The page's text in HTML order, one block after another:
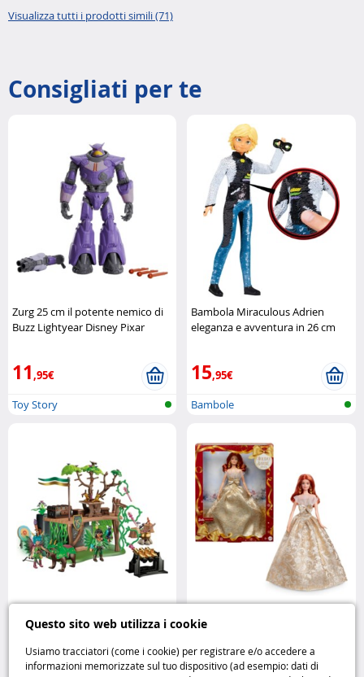
Questo sito web utilizza i cookie
Usiamo tracciatori (come i cookie) per registrare e/o accedere a
informazioni memorizzate sul tuo dispositivo (ad esempio: dati di
Visualizza tutti i prodotti simili (71)
Consigliati per te
Zurg 25 cm il potente nemico di
Buzz Lightyear Disney Pixar
11,95€
Toy Story
Bambola Miraculous Adrien
eleganza e avventura in 26 cm
15,95€
Bambole
Playmobil Ayuma Campo di
addestramento delle fate
Playmobil
Barbie Signature Holiday 2025